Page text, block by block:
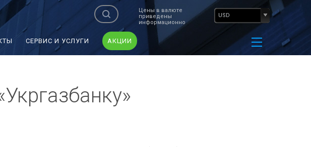
Цены в валюте
приведены
информационно
USD
СЕРВИС И УСЛУГИ АКЦИИ